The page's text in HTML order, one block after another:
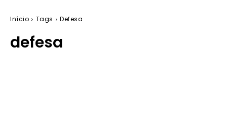
Início Tags Defesa
defesa